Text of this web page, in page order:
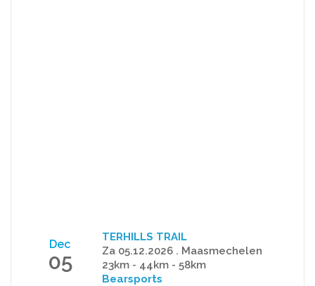
Dec
05
TERHILLS TRAIL
Za 05.12.2026 . Maasmechelen
23km - 44km - 58km
Bearsports